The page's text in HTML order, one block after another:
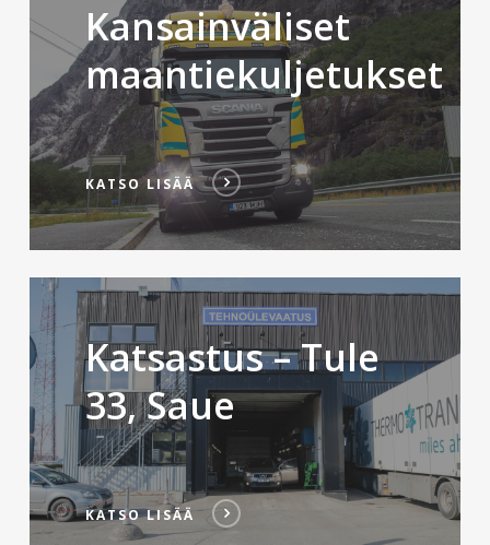
Kansainväliset
maantiekuljetukset
KATSO LISÄÄ
Katsastus – Tule
33, Saue
KATSO LISÄÄ
KATSO
LISÄÄ